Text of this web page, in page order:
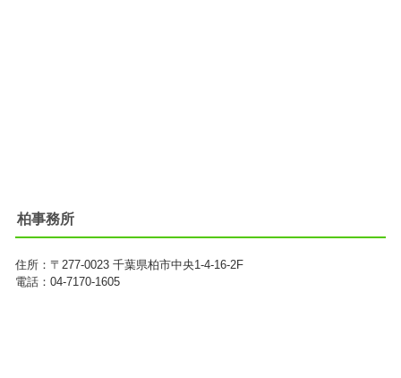
柏事務所
住所： 〒277-0023 千葉県柏市中央1-4-16-2F
電話：04-7170-1605